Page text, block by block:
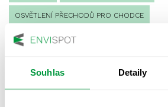
Souhlas Detaily
OSVĚTLENÍ PŘECHODŮ PRO CHODCE
OSVĚTLENÍ SPORTOVIŠŤ